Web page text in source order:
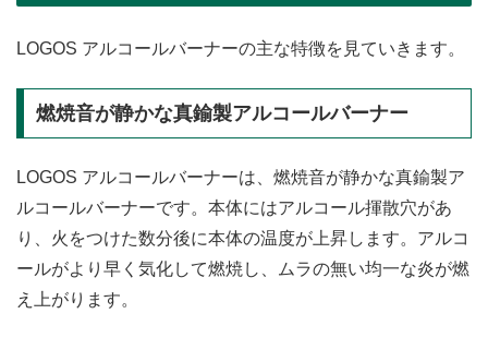
LOGOS アルコールバーナーの主な特徴を見ていきます。
燃焼音が静かな真鍮製アルコールバーナー
LOGOS アルコールバーナーは、燃焼音が静かな真鍮製ア
ルコールバーナーです。本体にはアルコール揮散穴があ
り、火をつけた数分後に本体の温度が上昇します。アルコ
ールがより早く気化して燃焼し、ムラの無い均一な炎が燃
え上がります。